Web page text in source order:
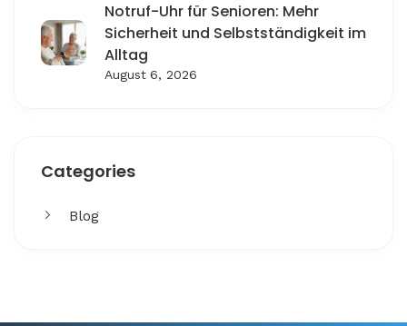
Notruf-Uhr für Senioren: Mehr
Sicherheit und Selbstständigkeit im
Alltag
August 6, 2026
Categories
Blog